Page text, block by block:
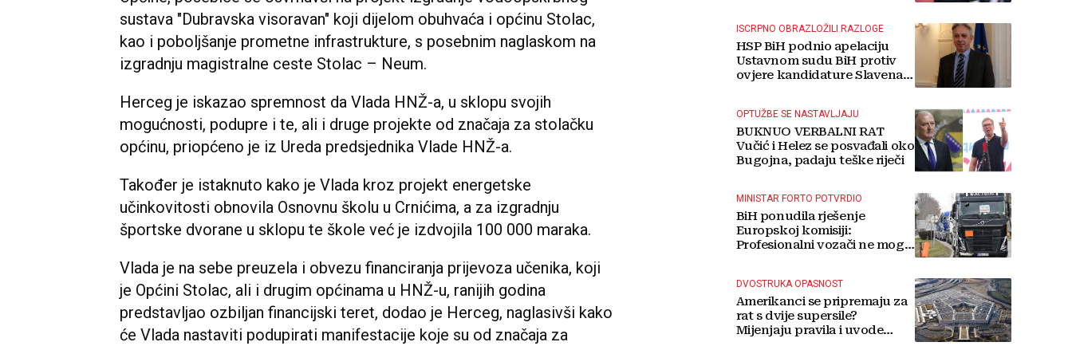
sustava "Dubravska visoravan" koji dijelom obuhvaća i općinu Stolac,
kao i poboljšanje prometne infrastrukture, s posebnim naglaskom na
izgradnju magistralne ceste Stolac – Neum.
Herceg je iskazao spremnost da Vlada HNŽ-a, u sklopu svojih
mogućnosti, podupre i te, ali i druge projekte od značaja za stolačku
općinu, priopćeno je iz Ureda predsjednika Vlade HNŽ-a.
Također je istaknuto kako je Vlada kroz projekt energetske
učinkovitosti obnovila Osnovnu školu u Crnićima, a za izgradnju
športske dvorane u sklopu te škole već je izdvojila 100 000 maraka.
Vlada je na sebe preuzela i obvezu financiranja prijevoza učenika, koji
je Općini Stolac, ali i drugim općinama u HNŽ-u, ranijih godina
predstavljao ozbiljan financijski teret, dodao je Herceg, naglasivši kako
će Vlada nastaviti podupirati manifestacije koje su od značaja za
ISCRPNO OBRAZLOŽILI RAZLOGE
HSP BiH podnio apelaciju
Ustavnom sudu BiH protiv
ovjere kandidature Slavena
OPTUŽBE SE NASTAVLJAJU
BUKNUO VERBALNI RAT
Vučić i Helez se posvađali oko
Bugojna, padaju teške riječi
MINISTAR FORTO POTVRDIO
BiH ponudila rješenje
Europskoj komisiji:
Profesionalni vozači ne mogu
DVOSTRUKA OPASNOST
Amerikanci se pripremaju za
rat s dvije supersile?
Mijenjaju pravila i uvode